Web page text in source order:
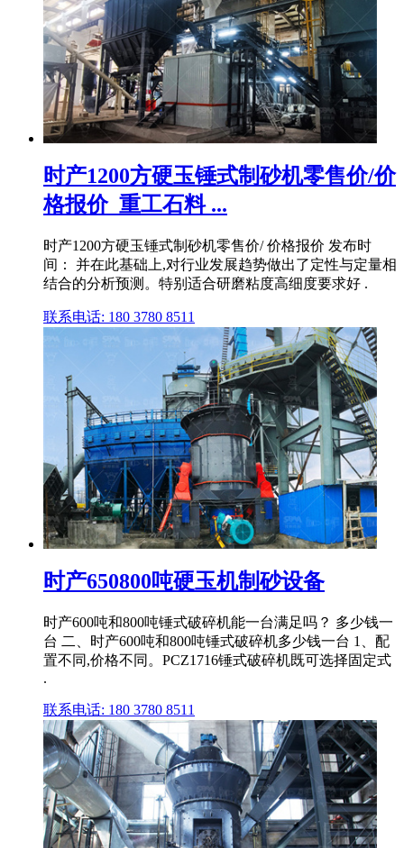
时产1200方硬玉锤式制砂机零售价/价
格报价_重工石料 ...
时产1200方硬玉锤式制砂机零售价/ 价格报价 发布时
间： 并在此基础上,对行业发展趋势做出了定性与定量相
结合的分析预测。特别适合研磨粘度高细度要求好 .
联系电话: 180 3780 8511
时产650800吨硬玉机制砂设备
时产600吨和800吨锤式破碎机能一台满足吗？ 多少钱一
台 二、时产600吨和800吨锤式破碎机多少钱一台 1、配
置不同,价格不同。PCZ1716锤式破碎机既可选择固定式
.
联系电话: 180 3780 8511